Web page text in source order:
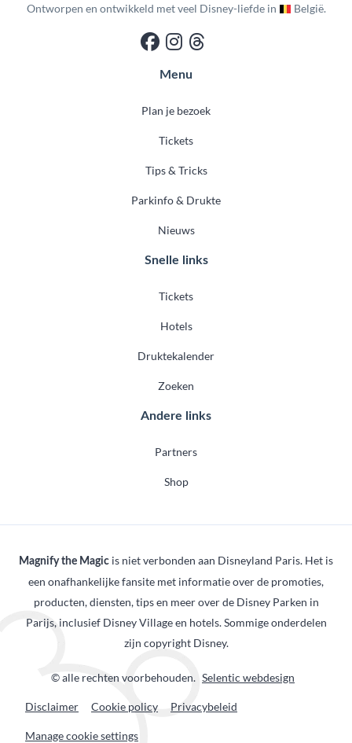
Ontworpen en ontwikkeld met veel Disney-liefde in België.
Menu
Plan je bezoek
Tickets
Tips & Tricks
Parkinfo & Drukte
Nieuws
Snelle links
Tickets
Hotels
Druktekalender
Zoeken
Andere links
Partners
Shop
Magnify the Magic is niet verbonden aan Disneyland Paris. Het is
een onafhankelijke fansite met informatie over de promoties,
producten, diensten, tips en meer over de Disney Parken in
Parijs, inclusief Disney Village en hotels. Sommige onderdelen
zijn copyright Disney.
© alle rechten voorbehouden. Selentic webdesign
Disclaimer Cookie policy Privacybeleid
Manage cookie settings